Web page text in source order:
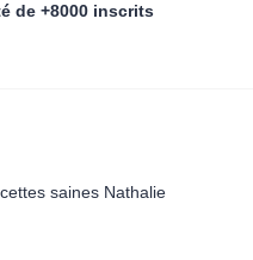
de +8000 inscrits